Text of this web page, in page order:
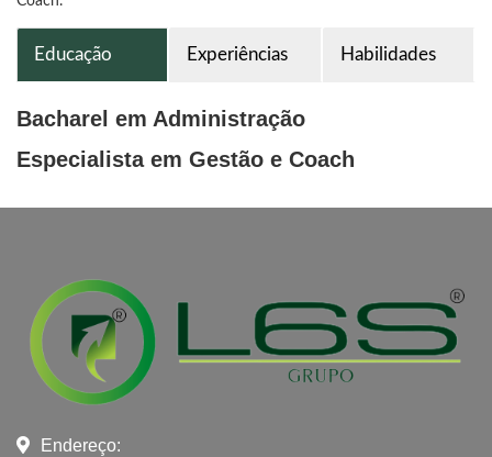
Educação Experiências Habilidades
Bacharel em Administração
Especialista em Gestão e Coach
Endereço: